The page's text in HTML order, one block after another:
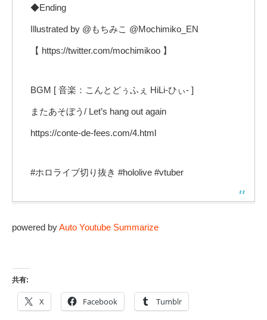
◆Ending
Illustrated by @もちみこ @Mochimiko_EN
【 https://twitter.com/mochimikoo 】
BGM [ 音楽：こんとどぅふぇ HiLi-ひぃ- ]
またあそぼう/ Let’s hang out again
https://conte-de-fees.com/4.html
#ホロライブ切り抜き #hololive #vtuber
powered byAuto Youtube Summarize
共有:
X Facebook Tumblr